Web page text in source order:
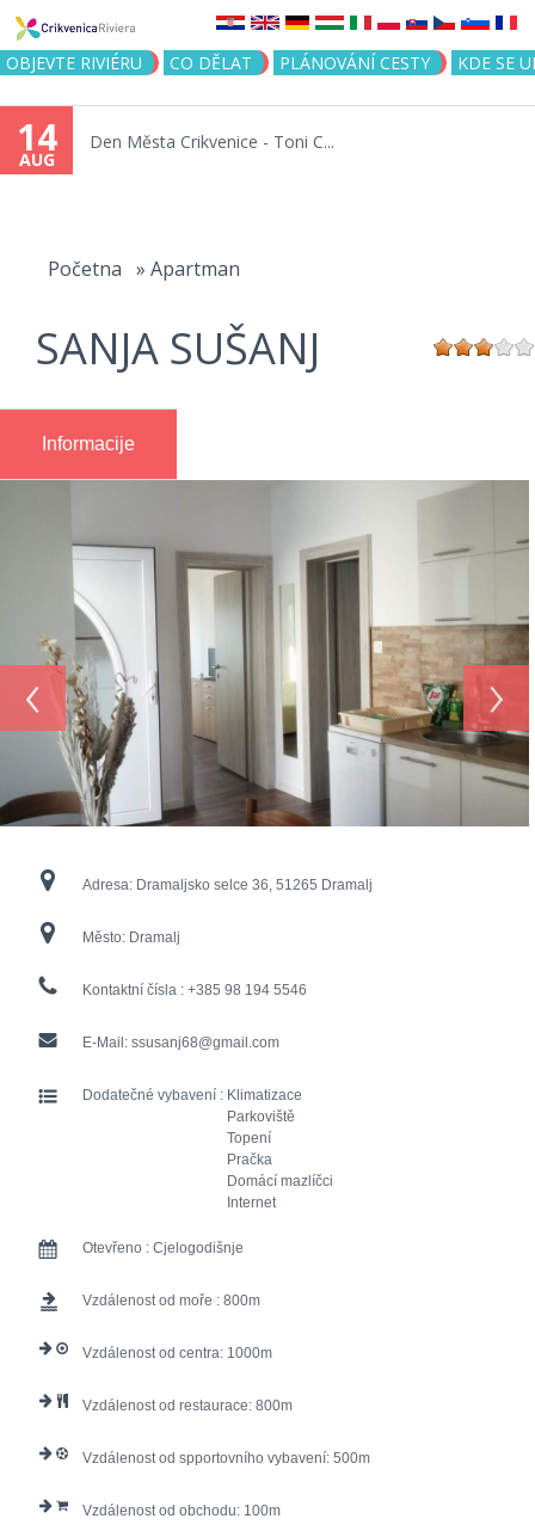
Jump to navigation
OBJEVTE RIVIÉRU CO DĚLAT PLÁNOVÁNÍ CESTY KDE SE
14
AUG
Den Města Crikvenice - Toni C...
Početna » Apartman
SANJA SUŠANJ
Informacije
‹ ›
Adresa: Dramaljsko selce 36, 51265 Dramalj
Město: Dramalj
Kontaktní čísla : +385 98 194 5546
E-Mail: ssusanj68@gmail.com
Dodatečné vybavení : Klimatizace
Parkoviště
Topení
Pračka
Domácí mazlíčci
Internet
Otevřeno : Cjelogodišnje
Vzdálenost od moře : 800
Vzdálenost od centra: 1000
Vzdálenost od restaurace: 800
Vzdálenost od spportovního vybavení: 500
Vzdálenost od obchodu: 100